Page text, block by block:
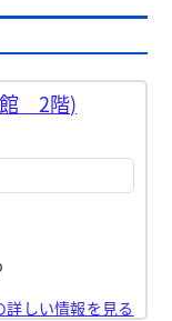
館 2階)
詳しい情報を見る